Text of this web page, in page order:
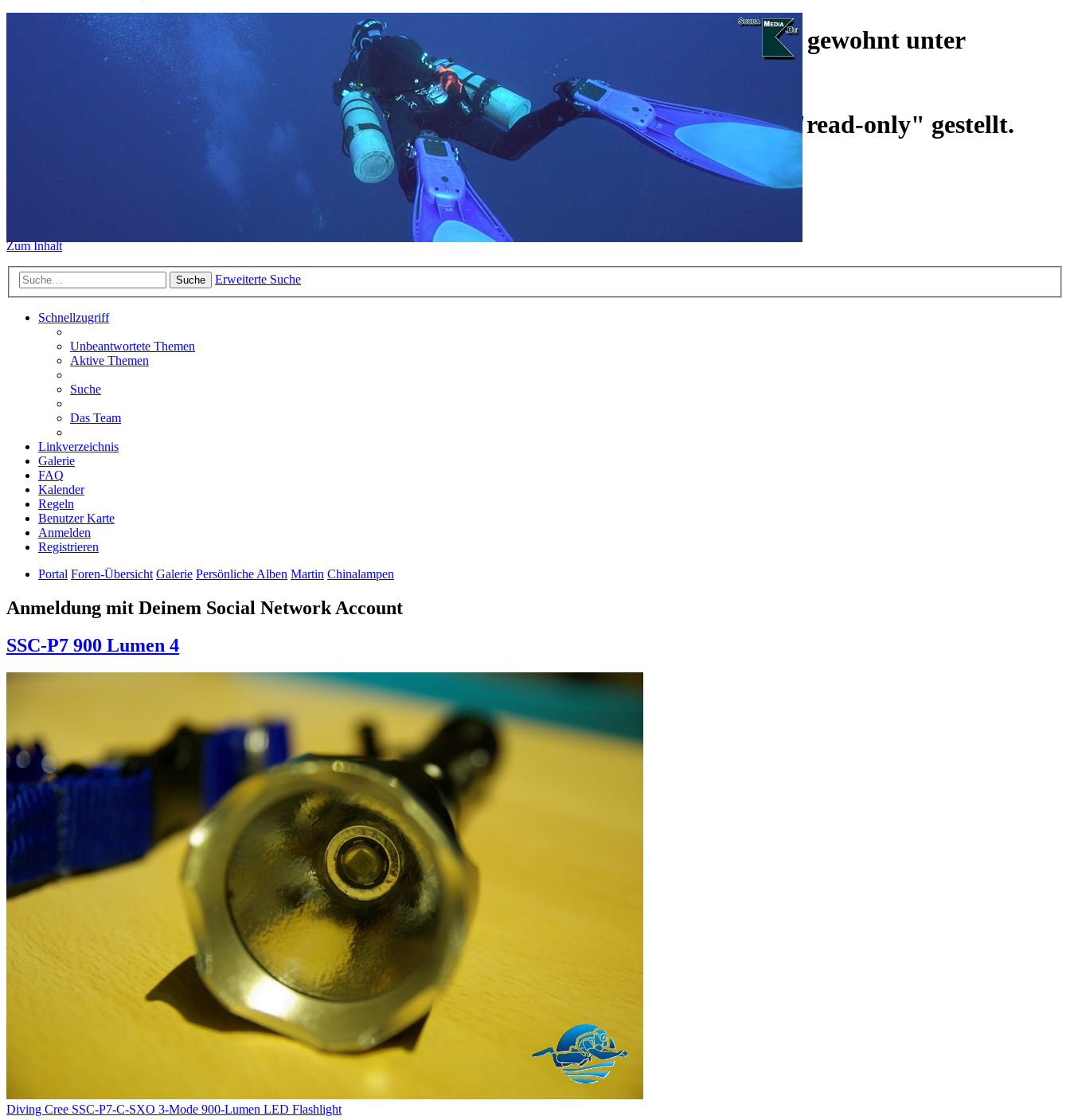
Das Sidemount-Forum ist auf ein neues Forensystem umgezogen und wie gewohnt unter
https://www.sidemount-forum.com
erreichbar.
Das alte Forum hier existiert nur aufgrund deralten Galerieund ist auf "read-only" gestellt.
Zum Inhalt
Suche Erweiterte Suche
Schnellzugriff
Unbeantwortete Themen
Aktive Themen
Suche
Das Team
Linkverzeichnis
Galerie
FAQ
Kalender
Regeln
Benutzer Karte
Anmelden
Registrieren
Portal Foren-Übersicht Galerie Persönliche Alben Martin Chinalampen
Anmeldung mit Deinem Social Network Account
SSC-P7 900 Lumen 4
Diving Cree SSC-P7-C-SXO 3-Mode 900-Lumen LED Flashlight